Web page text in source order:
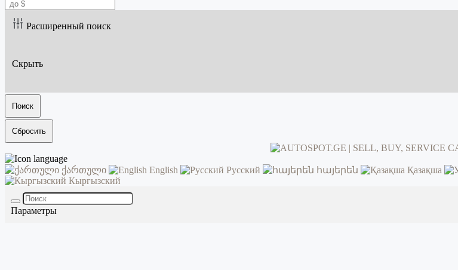
Расширенный поиск
Скрыть
Поиск
Сбросить
ქართული English Русский հայերեն Қазақша
Кыргызский
Параметры